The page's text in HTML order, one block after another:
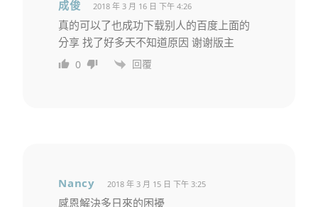
成俊 2018 年 3 月 16 日 下午 4:26
真的可以了也成功下载别人的百度上面的
分享 找了好多天不知道原因 谢谢版主
0 回覆
Nancy 2018 年 3 月 15 日 下午 3:25
感恩解決多日來的困擾